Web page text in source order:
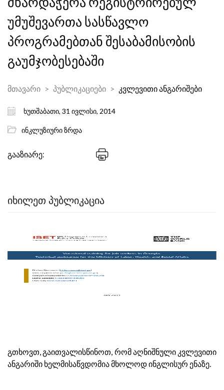
უმუშევართა სასწავლო
პროგრამებთან შესაბამისობის
გაუმჯობესებაში
მთავარი პუბლიკაციები კვლევითი ანგარიშები
ხუთშაბათი, 31 ივლისი, 2014
ინკლუზიური ზრდა
გააზიარე:
ᲘᲮᲘᲚᲔᲗ ᲞᲣᲑᲚᲘᲙᲐᲪᲘᲐ
გთხოვთ, გაითვალისწინოთ, რომ აღნიშნული კვლევითი
ანგარიში ხელმისაწვდომია მხოლოდ ინგლისურ ენაზე.